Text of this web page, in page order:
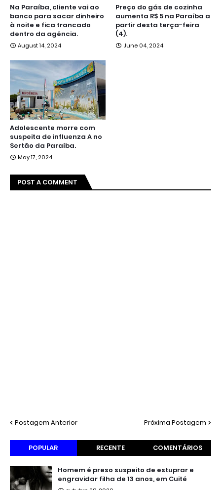
Na Paraíba, cliente vai ao
banco para sacar dinheiro
à noite e fica trancado
dentro da agência.
August 14, 2024
Preço do gás de cozinha
aumenta R$ 5 na Paraíba a
partir desta terça-feira
(4).
June 04, 2024
Adolescente morre com
suspeita de influenza A no
Sertão da Paraíba.
May 17, 2024
POST A COMMENT
Postagem Anterior Próxima Postagem
POPULAR RECENTE COMENTÁRIOS
Homem é preso suspeito de estuprar e
engravidar filha de 13 anos, em Cuité